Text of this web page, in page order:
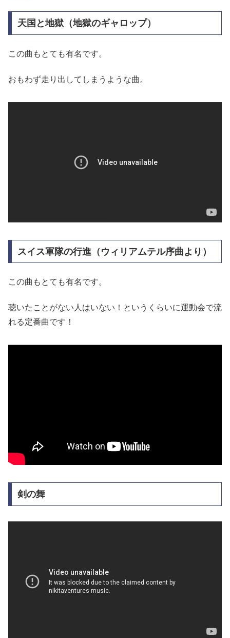
天国と地獄（地獄のギャロップ）
この曲もとても有名です。
おもわず走り出してしまうような曲。
スイス軍隊の行進（ウィリアムテル序曲より）
この曲もとても有名です。
聴いたことがない人はいない！というくらいに運動会で流
れる定番曲です！
剣の舞